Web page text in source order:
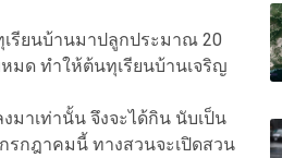
เรียนบ้านมาปลูกประมาณ 20
มด ทำให้ต้นทุเรียนบ้านเจริญ
มาเท่านั้น จึงจะได้กิน นับเป็น
รกฎาคมนี้ ทางสวนจะเปิดสวน